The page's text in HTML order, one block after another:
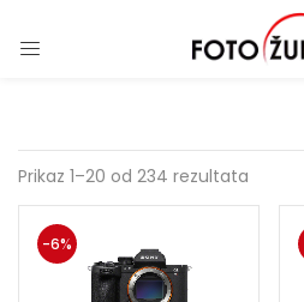
Prikaz 1–20 od 234 rezultata
-6%